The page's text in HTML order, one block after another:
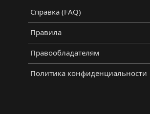
Справка (FAQ)
Правила
Правообладателям
Политика конфиденциальности